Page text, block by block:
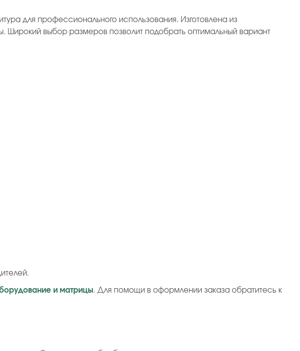
для профессионального использования. Изготовлена из
Широкий выбор размеров позволит подобрать оптимальный вариант
и матрицы. Для помощи в оформлении заказа обратитесь к